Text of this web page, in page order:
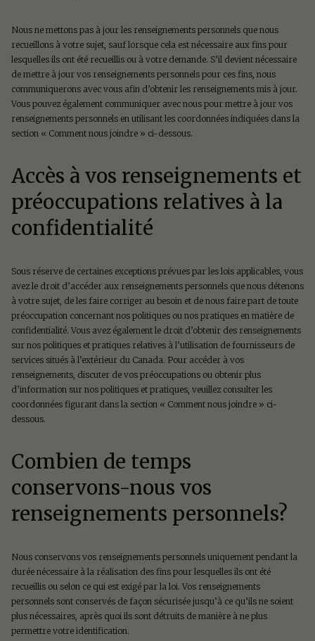
Nous ne mettons pas à jour les renseignements personnels que nous
recueillons à votre sujet, sauf lorsque cela est nécessaire aux fins pour
lesquelles ils ont été recueillis ou à votre demande. S’il devient nécessaire
de mettre à jour vos renseignements personnels pour ces fins, nous
communiquerons avec vous afin d’obtenir les renseignements mis à jour.
Vous pouvez également communiquer avec nous pour mettre à jour vos
renseignements personnels en utilisant les coordonnées indiquées dans la
section « Comment nous joindre » ci-dessous.
Accès à vos renseignements et
préoccupations relatives à la
confidentialité
Sous réserve de certaines exceptions prévues par les lois applicables, vous
avez le droit d’accéder aux renseignements personnels que nous détenons
à votre sujet, de les faire corriger au besoin et de nous faire part de toute
préoccupation concernant nos politiques ou nos pratiques en matière de
confidentialité. Vous avez également le droit d’obtenir des renseignements
sur nos politiques et pratiques relatives à l’utilisation de fournisseurs de
services situés à l’extérieur du Canada. Pour accéder à vos
renseignements, discuter de vos préoccupations ou obtenir plus
d’information sur nos politiques et pratiques, veuillez consulter les
coordonnées figurant dans la section « Comment nous joindre » ci-
dessous.
Combien de temps
conservons-nous vos
renseignements personnels?
Nous conservons vos renseignements personnels uniquement pendant la
durée nécessaire à la réalisation des fins pour lesquelles ils ont été
recueillis ou selon ce qui est exigé par la loi. Vos renseignements
personnels sont conservés de façon sécurisée jusqu’à ce qu’ils ne soient
plus nécessaires, après quoi ils sont détruits de manière à ne plus
permettre votre identification.